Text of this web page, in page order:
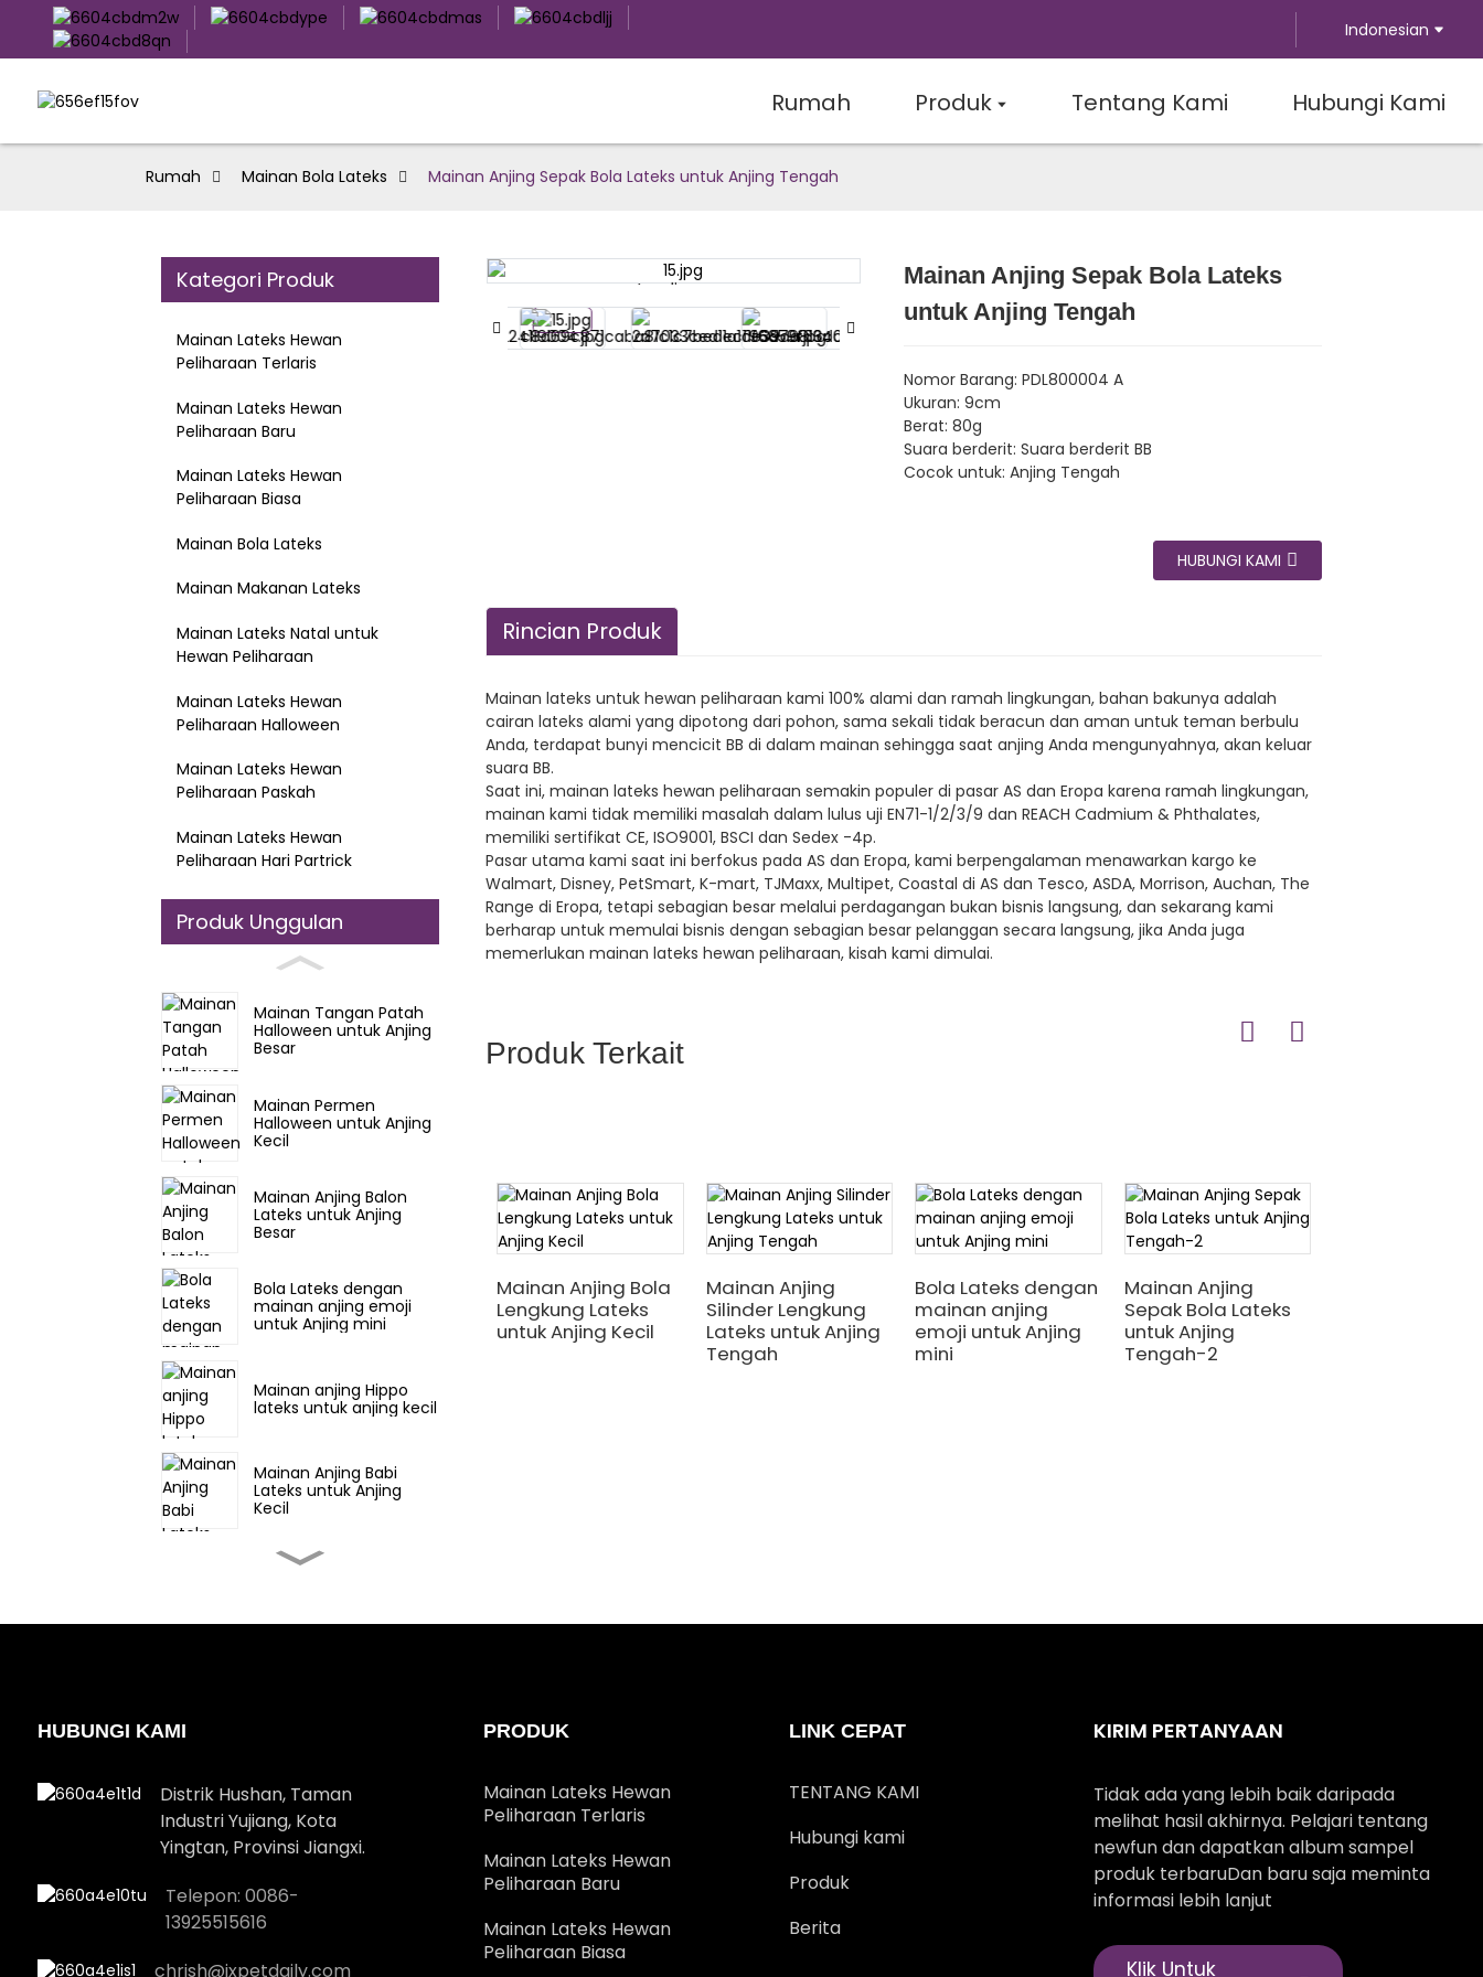
Indonesian
Rumah Produk Tentang Kami Hubungi Kami
Rumah Mainan Bola Lateks Mainan Anjing Sepak Bola Lateks untuk Anjing Tengah
Kategori Produk
Mainan Lateks Hewan
Peliharaan Terlaris
Mainan Lateks Hewan
Peliharaan Baru
Mainan Lateks Hewan
Peliharaan Biasa
Mainan Bola Lateks
Mainan Makanan Lateks
Mainan Lateks Natal untuk
Hewan Peliharaan
Mainan Lateks Hewan
Peliharaan Halloween
Mainan Lateks Hewan
Peliharaan Paskah
Mainan Lateks Hewan
Peliharaan Hari Partrick
Produk Unggulan
Mainan Tangan Patah
Halloween untuk Anjing
Besar
Mainan Permen
Halloween untuk Anjing
Kecil
Mainan Anjing Balon
Lateks untuk Anjing
Besar
Bola Lateks dengan
mainan anjing emoji
untuk Anjing mini
Mainan anjing Hippo
lateks untuk anjing kecil
Mainan Anjing Babi
Lateks untuk Anjing
Kecil
Mainan Anjing Gajah
untuk anjing besar
Mainan Santa Lateks
Loading...
Loading... Loading...
Loading... Loading...
Loading...
Mainan Anjing Sepak Bola Lateks
untuk Anjing Tengah
Nomor Barang: PDL800004 A
Ukuran: 9cm
Berat: 80g
Suara berderit: Suara berderit BB
Cocok untuk: Anjing Tengah
HUBUNGI KAMI
Rincian Produk
Mainan lateks untuk hewan peliharaan kami 100% alami dan ramah lingkungan, bahan bakunya adalah
cairan lateks alami yang dipotong dari pohon, sama sekali tidak beracun dan aman untuk teman berbulu
Anda, terdapat bunyi mencicit BB di dalam mainan sehingga saat anjing Anda mengunyahnya, akan keluar
suara BB.
Saat ini, mainan lateks hewan peliharaan semakin populer di pasar AS dan Eropa karena ramah lingkungan,
mainan kami tidak memiliki masalah dalam lulus uji EN71-1/2/3/9 dan REACH Cadmium & Phthalates,
memiliki sertifikat CE, ISO9001, BSCI dan Sedex -4p.
Pasar utama kami saat ini berfokus pada AS dan Eropa, kami berpengalaman menawarkan kargo ke
Walmart, Disney, PetSmart, K-mart, TJMaxx, Multipet, Coastal di AS dan Tesco, ASDA, Morrison, Auchan, The
Range di Eropa, tetapi sebagian besar melalui perdagangan bukan bisnis langsung, dan sekarang kami
berharap untuk memulai bisnis dengan sebagian besar pelanggan secara langsung, jika Anda juga
memerlukan mainan lateks hewan peliharaan, kisah kami dimulai.
Produk Terkait
Mainan Anjing Bola
Lengkung Lateks
untuk Anjing Kecil
Mainan Anjing
Silinder Lengkung
Lateks untuk Anjing
Tengah
Bola Lateks dengan
mainan anjing
emoji untuk Anjing
mini
Mainan Anjing
Sepak Bola Lateks
untuk Anjing
Tengah-2
HUBUNGI KAMI
Distrik Hushan, Taman
Industri Yujiang, Kota
Yingtan, Provinsi Jiangxi.
Telepon: 0086-
13925515616
chrish@jxpetdaily.com
PRODUK
Mainan Lateks Hewan
Peliharaan Terlaris
Mainan Lateks Hewan
Peliharaan Baru
Mainan Lateks Hewan
Peliharaan Biasa
LINK CEPAT
TENTANG KAMI
Hubungi kami
Produk
Berita
KIRIM PERTANYAAN
Tidak ada yang lebih baik daripada
melihat hasil akhirnya. Pelajari tentang
newfun dan dapatkan album sampel
produk terbaruDan baru saja meminta
informasi lebih lanjut
Klik Untuk